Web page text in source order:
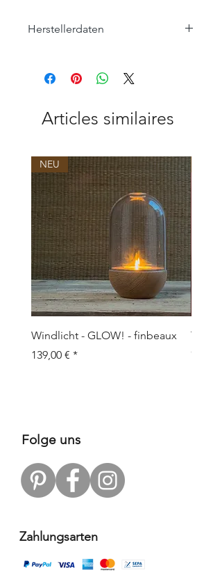
Herstellerdaten
Sofiedalvej 37
www.moodfolk.com
Articles similaires
NEU
Windlicht - GLOW! - finbeaux
Prix
139,00 €
Topf/
Folge uns
Zahlungsarten